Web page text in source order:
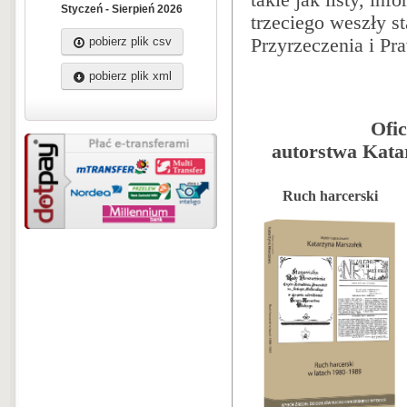
Styczeń - Sierpień 2026
pobierz plik csv
pobierz plik xml
trzeciego weszły
Przyrzeczenia i
autorstwa
Ruch harcerski